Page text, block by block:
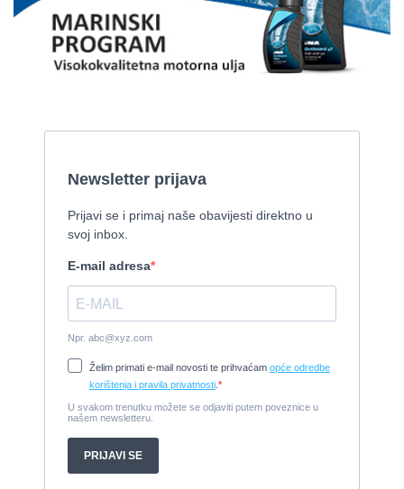
Pirelli 770 EFB
2010, 8,46 x 3,12 m, Mercruiser 235,4 kw
2015, 27 x 7 m, Iveco aifo x 2
Izletnički brod - 94 osobe
Cijena:370.000 EUR
Tender Williams 325 TurboJet - sniženo!
2008, 325 x 1.7 m, weber 750
Damor 900 FURIA - EXTRA OPREMA - PRILIKA - SNIŽENA
2008, 8,98 x 3 m, Yanmar 200kW - unutranji, diesel
Cijena:65.000 EUR
Prodajem jedrilicu ELAN 31 S
Cijena:27.000 EUR
Gulet Hera